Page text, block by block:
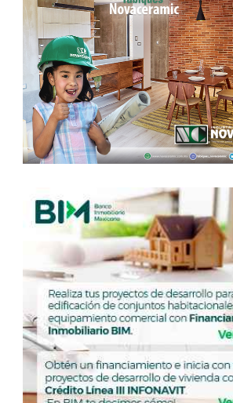
Magnate chino construye complejo de oficinas
tipo nave espacial